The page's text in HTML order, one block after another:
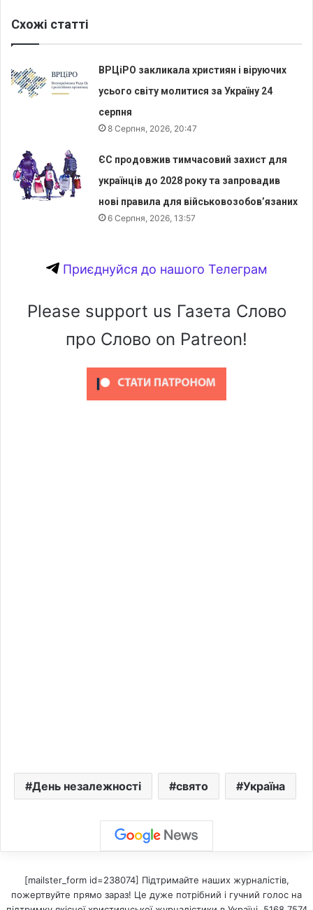
Схожі статті
ВРЦіРО закликала християн і віруючих
усього світу молитися за Україну 24
серпня
8 Серпня, 2026, 20:47
ЄС продовжив тимчасовий захист для
українців до 2028 року та запровадив
нові правила для військовозобов’язаних
6 Серпня, 2026, 13:57
Приєднуйся до нашого Телеграм
Please support us Газета Слово
про Слово on Patreon!
День незалежності свято Україна
[mailster_form id=238074] Підтримайте наших журналістів,
пожертвуйте прямо зараз! Це дуже потрібний і гучний голос на